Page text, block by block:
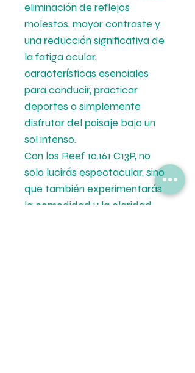
eliminación de reflejos
molestos, mayor contraste y
una reducción significativa de
la fatiga ocular,
características esenciales
para conducir, practicar
deportes o simplemente
disfrutar del paisaje bajo un
sol intenso.
Con los Reef 10.161 C13P, no
solo lucirás espectacular, sino
que también experimentarás
la comodidad y la claridad